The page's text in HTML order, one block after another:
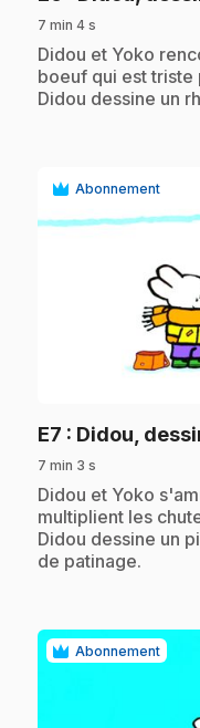
7 min 4 s
.Didou et Yoko
boeuf qui est triste
Didou dessine un
Abonnement
E7 : Didou,
7 min 3 s
.Didou et Yoko
multiplient les
Didou dessine un
de patinage.
Abonnement